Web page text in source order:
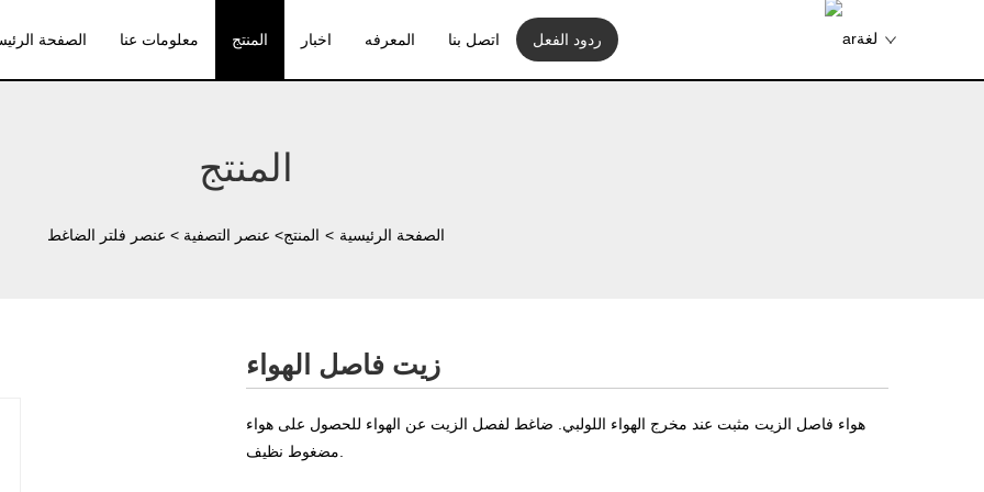
الصفحة معلومات عنا المنتج اخبار المعرفه اتصل بنا ردود الفعل لغة
المنتج
الصفحة الرئيسية > المنتج> عنصر التصفية > عنصر فلتر الضاغط
زيت فاصل الهواء
هواء فاصل الزيت مثبت عند مخرج الهواء اللولبي. ضاغط لفصل الزيت عن الهواء للحصول على هواء